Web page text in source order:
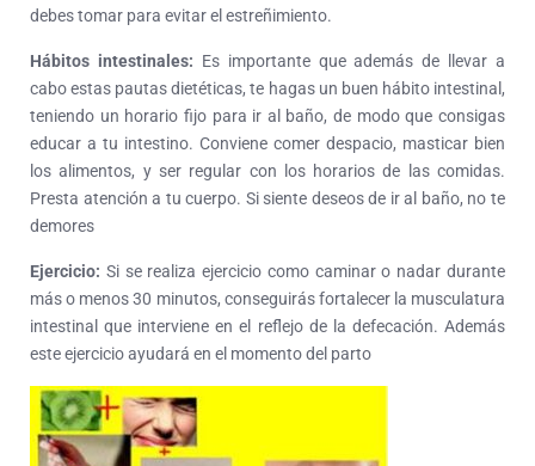
debes tomar para evitar el estreñimiento.
Hábitos intestinales: Es importante que además de llevar a
cabo estas pautas dietéticas, te hagas un buen hábito intestinal,
teniendo un horario fijo para ir al baño, de modo que consigas
educar a tu intestino. Conviene comer despacio, masticar bien
los alimentos, y ser regular con los horarios de las comidas.
Presta atención a tu cuerpo. Si siente deseos de ir al baño, no te
demores
Ejercicio: Si se realiza ejercicio como caminar o nadar durante
más o menos 30 minutos, conseguirás fortalecer la musculatura
intestinal que interviene en el reflejo de la defecación. Además
este ejercicio ayudará en el momento del parto